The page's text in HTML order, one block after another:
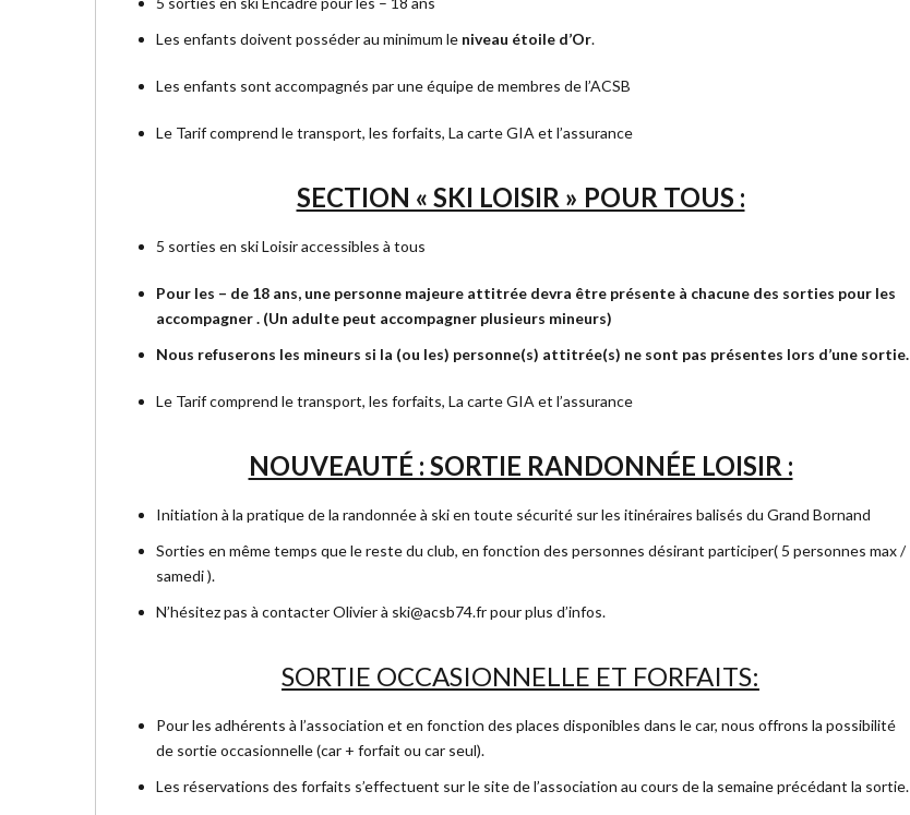
Les enfants doivent posséder au minimum le niveau étoile d’Or.
Les enfants sont accompagnés par une équipe de membres de l’ACSB
Le Tarif comprend le transport, les forfaits, La carte GIA et l’assurance
SECTION « SKI LOISIR » POUR TOUS :
5 sorties en ski Loisir accessibles à tous
Pour les – de 18 ans, une personne majeure attitrée devra être présente à chacune des sorties pour les
accompagner . (Un adulte peut accompagner plusieurs mineurs)
Nous refuserons les mineurs si la (ou les) personne(s) attitrée(s) ne sont pas présentes lors d’une sortie.
Le Tarif comprend le transport, les forfaits, La carte GIA et l’assurance
NOUVEAUTÉ : SORTIE RANDONNÉE LOISIR :
Initiation à la pratique de la randonnée à ski en toute sécurité sur les itinéraires balisés du Grand Bornand
Sorties en même temps que le reste du club, en fonction des personnes désirant participer( 5 personnes max /
samedi ).
N’hésitez pas à contacter Olivier à ski@acsb74.frpour plus d’infos.
SORTIE OCCASIONNELLE ET FORFAITS:
Pour les adhérents à l’association et en fonction des places disponibles dans le car, nous offrons la possibilité
de sortie occasionnelle (car + forfait ou car seul).
Les réservations des forfaits s’effectuent sur le site de l’association au cours de la semaine précédant la sortie.